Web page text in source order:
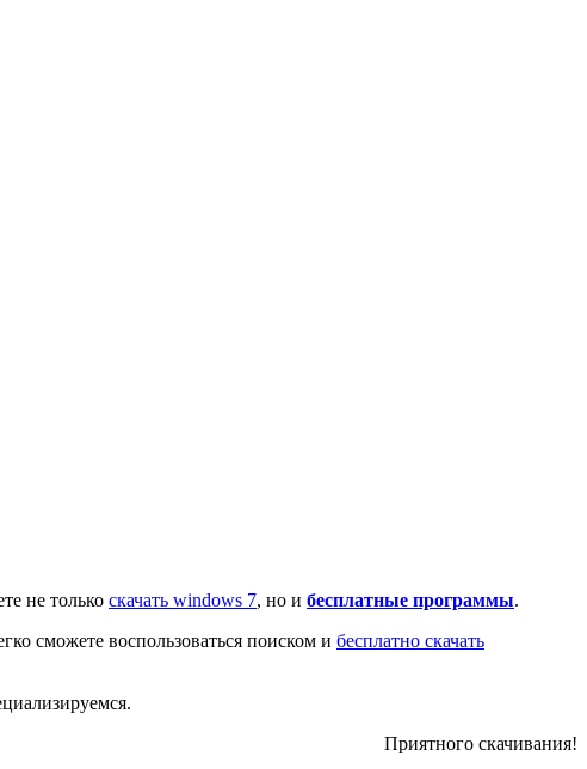
не только скачать windows 7, но и бесплатные программы.
сможете воспользоваться поиском и бесплатно скачать
Приятного скачивания!